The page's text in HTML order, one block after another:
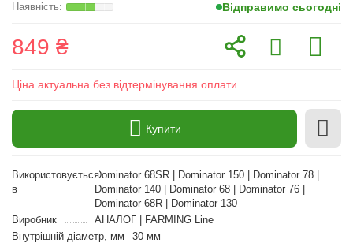
Відправимо сьогодні
849 ₴
Ціна актуальна без відтермінування оплати
Купити
Використовується
в
Dominator 68SR | Dominator 150 | Dominator 78 |
Dominator 140 | Dominator 68 | Dominator 76 |
Dominator 68R | Dominator 130
Виробник
АНАЛОГ | FARMING Line
Внутрішній діаметр, мм
30 мм